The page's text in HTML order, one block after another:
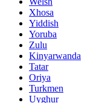
Xhosa
Yiddish
Yoruba
Zulu
Kinyarwanda
Tatar
Oriya
Turkmen
Uyghur